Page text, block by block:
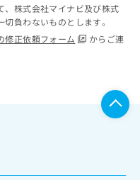
、株式会社マイナビ及び株式
負わないものとします。
修正依頼フォーム
からご連